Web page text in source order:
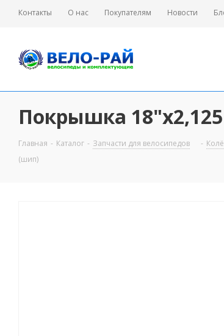
Контакты О нас Покупателям Новости
Покрышка
Главная - Каталог - Запчасти для велосипедов -
(шип)